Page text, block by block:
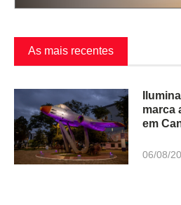
As mais recentes
marca
em
06/08/